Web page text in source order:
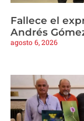
Fallece el
Andrés
agosto 6, 2026